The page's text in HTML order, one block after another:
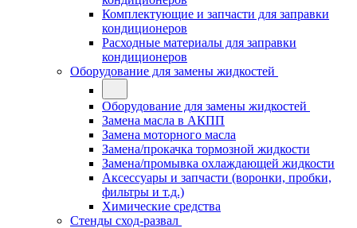
Комплектующие и запчасти для заправки
кондиционеров
Расходные материалы для заправки
кондиционеров
Оборудование для замены жидкостей
Оборудование для замены жидкостей
Замена масла в АКПП
Замена моторного масла
Замена/прокачка тормозной жидкости
Замена/промывка охлаждающей жидкости
Аксессуары и запчасти (воронки, пробки,
фильтры и т.д.)
Химические средства
Стенды сход-развал